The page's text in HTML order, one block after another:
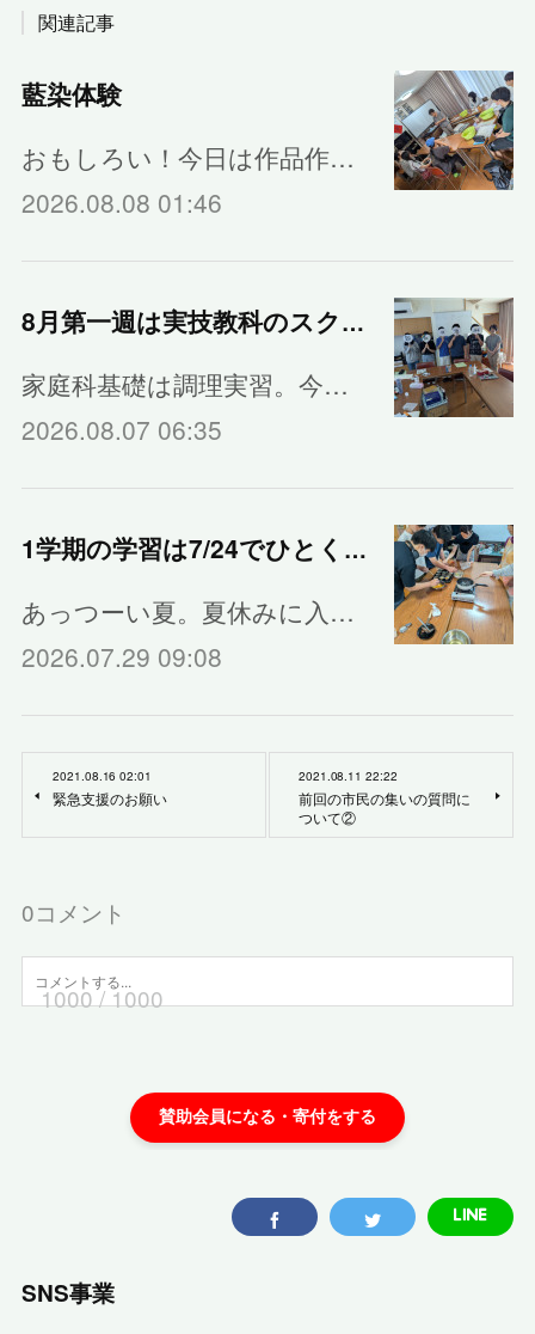
関連記事
藍染体験
おもしろい！今日は作品作…
2026.08.08 01:46
8月第一週は実技教科のスクーリング
家庭科基礎は調理実習。今…
2026.08.07 06:35
1学期の学習は7/24でひとくぎり
あっつーい夏。夏休みに入…
2026.07.29 09:08
2021.08.16 02:01
緊急支援のお願い
2021.08.11 22:22
前回の市民の集いの質問に
ついて②
0コメント
1000/ 1000
SNS事業